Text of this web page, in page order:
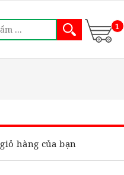
1
hàng của bạn